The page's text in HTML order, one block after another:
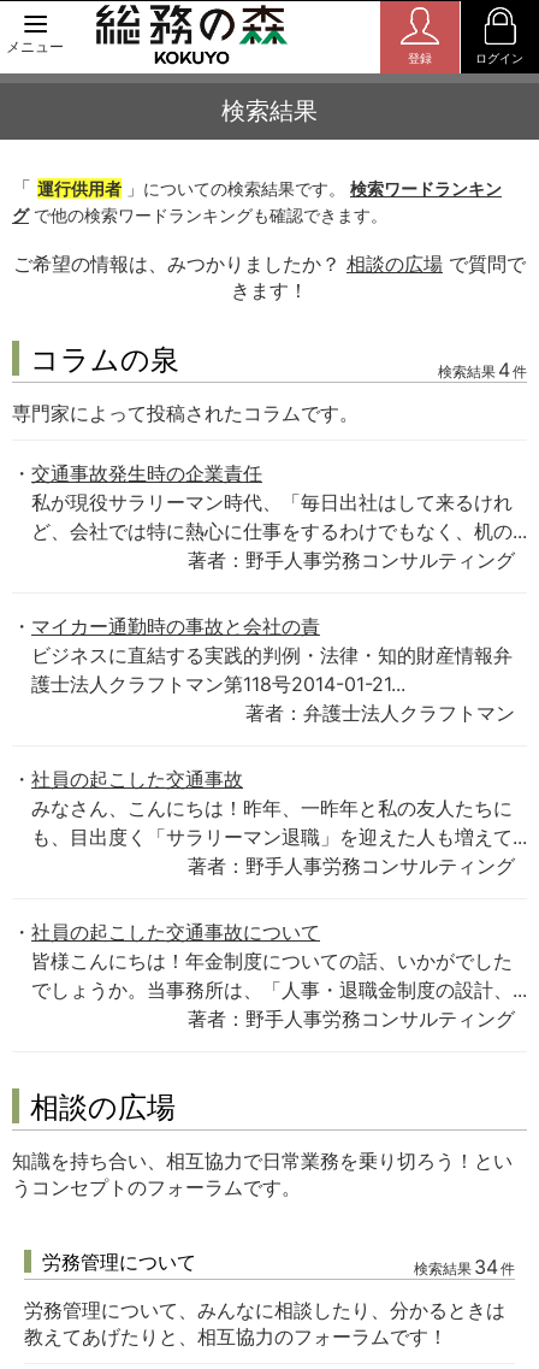
メニュー
登録 ログイン
検索結果
「 運行供用者 」についての検索結果です。 検索ワードランキン
グで他の検索ワードランキングも確認できます。
ご希望の情報は、みつかりましたか？ 相談の広場 で質問で
きます！
コラムの泉 検索結果 4件
専門家によって投稿されたコラムです。
交通事故発生時の企業責任
私が現役サラリーマン時代、「毎日出社はして来るけれ
ど、会社では特に熱心に仕事をするわけでもなく、机の...
著者：野手人事労務コンサルティング
マイカー通勤時の事故と会社の責
ビジネスに直結する実践的判例・法律・知的財産情報弁
護士法人クラフトマン第118号2014-01-21...
著者：弁護士法人クラフトマン
社員の起こした交通事故
みなさん、こんにちは！昨年、一昨年と私の友人たちに
も、目出度く「サラリーマン退職」を迎えた人も増えて...
著者：野手人事労務コンサルティング
社員の起こした交通事故について
皆様こんにちは！年金制度についての話、いかがでした
でしょうか。当事務所は、「人事・退職金制度の設計、...
著者：野手人事労務コンサルティング
相談の広場
知識を持ち合い、相互協力で日常業務を乗り切ろう！とい
うコンセプトのフォーラムです。
労務管理について 検索結果 34件
労務管理について、みんなに相談したり、分かるときは
教えてあげたりと、相互協力のフォーラムです！